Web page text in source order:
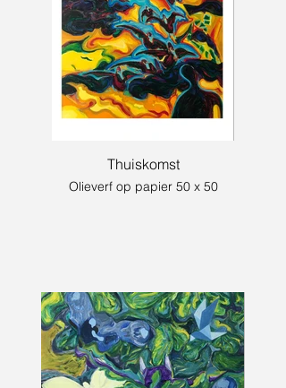
Thuiskomst
Olieverf op papier 50 x 50